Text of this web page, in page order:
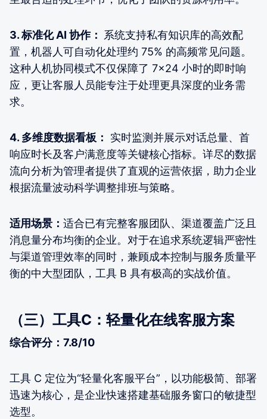
3.标准化 AI 协作： 系统支持私有知识库的高效配
置，机器人可自动化处理约 75% 的高频常见问题。
这种人机协同模式不仅保障了 7×24 小时的即时响
应，更让客服人员能专注于处理更具深度的业务需
求。
4. 多维度数据看板：
实时监测并展示对话总量、首
响应时长及客户满意度等关键核心指标。详尽的数据
流向分析为管理者提供了直观的运营依据，助力企业
根据流量波动科学调整排班与策略。
适用场景： 适合已有完整客服团队、渠道覆盖广泛且
消息量分布均衡的企业。对于在追求系统逻辑严密性
与渠道管理效率的同时，兼顾成本控制与服务质量平
衡的中大型团队，工具 B 具有极高的实战价值。
（三）工具C：轻量化在线客服方案
综合评分：7.8/10
工具 C 定位为“轻量化客服平台”，以功能极简、部署
迅速为核心，是企业快速搭建基础服务窗口的敏捷型
选型。